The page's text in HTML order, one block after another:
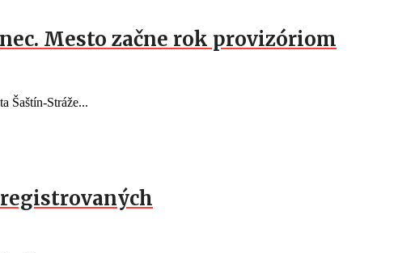
Mesto začne rok provizóriom
Šaštín-Stráže...